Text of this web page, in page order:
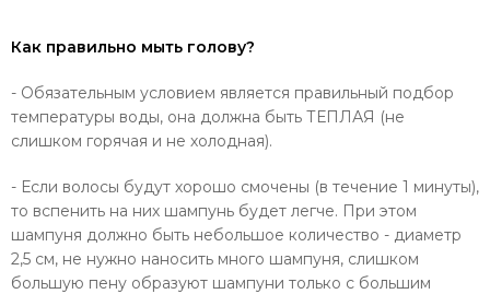
Как правильно мыть голову?
- Обязательным условием является правильный подбор
температуры воды, она должна быть ТЕПЛАЯ (не
слишком горячая и не холодная).
- Если волосы будут хорошо смочены (в течение 1 минуты),
то вспенить на них шампунь будет легче. При этом
шампуня должно быть небольшое количество - диаметр
2,5 см, не нужно наносить много шампуня, слишком
большую пену образуют шампуни только с большим